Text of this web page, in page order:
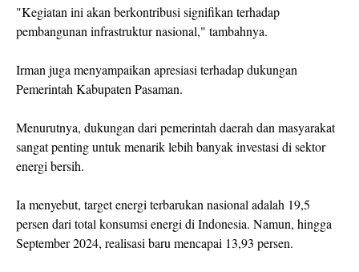
"Kegiatan ini akan berkontribusi signifikan terhadap
pembangunan infrastruktur nasional," tambahnya.
Irman juga menyampaikan apresiasi terhadap dukungan
Pemerintah Kabupaten Pasaman.
Menurutnya, dukungan dari pemerintah daerah dan masyarakat
sangat penting untuk menarik lebih banyak investasi di sektor
energi bersih.
Ia menyebut, target energi terbarukan nasional adalah 19,5
persen dari total konsumsi energi di Indonesia. Namun, hingga
September 2024, realisasi baru mencapai 13,93 persen.